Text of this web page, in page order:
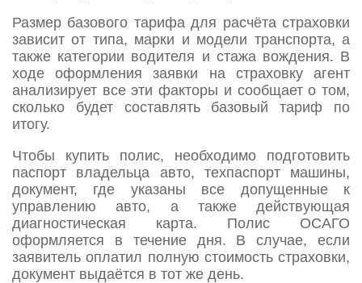
Размер базового тарифа для расчёта страховки
зависит от типа, марки и модели транспорта, а
также категории водителя и стажа вождения. В
ходе оформления заявки на страховку агент
анализирует все эти факторы и сообщает о том,
сколько будет составлять базовый тариф по
итогу.
Чтобы купить полис, необходимо подготовить
паспорт владельца авто, техпаспорт машины,
документ, где указаны все допущенные к
управлению авто, а также действующая
диагностическая карта. Полис ОСАГО
оформляется в течение дня. В случае, если
заявитель оплатил полную стоимость страховки,
документ выдаётся в тот же день.